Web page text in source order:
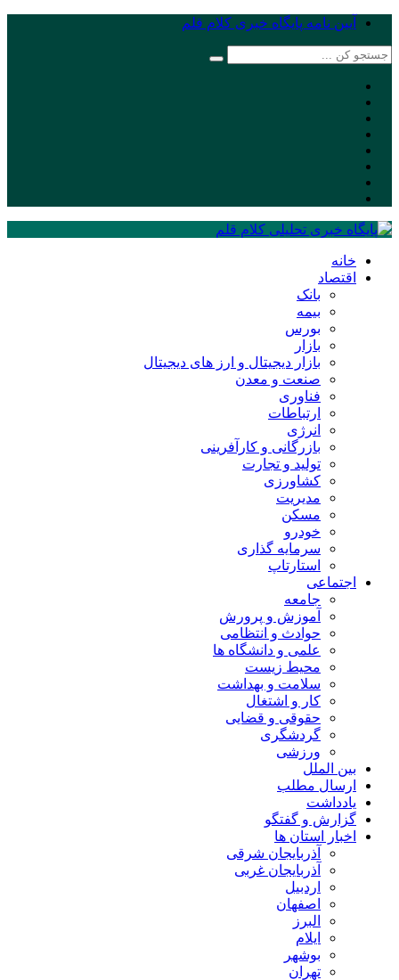
آیین نامه پایگاه خبری کلام قلم
خانه
اقتصاد
بانک
بیمه
بورس
بازار
بازار دیجیتال و ارز های دیجیتال
صنعت و معدن
فناوری
ارتباطات
انرژی
بازرگانی و کارآفرینی
تولید و تجارت
کشاورزی
مدیریت
مسکن
خودرو
سرمایه گذاری
استارتاپ
اجتماعی
جامعه
آموزش و پرورش
حوادث و انتظامی
علمی و دانشگاه ها
محیط زیست
سلامت و بهداشت
کار و اشتغال
حقوقی و قضایی
گردشگری
ورزشی
بین الملل
ارسال مطلب
یادداشت
گزارش و گفتگو
اخبار استان ها
آذربایجان شرقی
آذربایجان غربی
اردبیل
اصفهان
البرز
ایلام
بوشهر
تهران